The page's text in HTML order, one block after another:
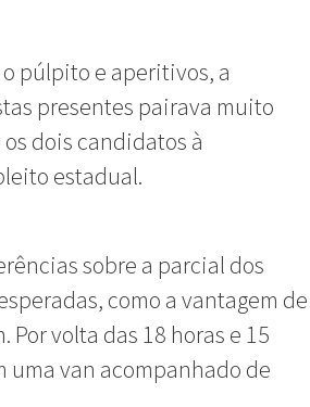
púlpito e aperitivos, a
presentes pairava muito
dois candidatos à
estadual.
sobre a parcial dos
como a vantagem de
volta das 18 horas e 15
uma van acompanhado de